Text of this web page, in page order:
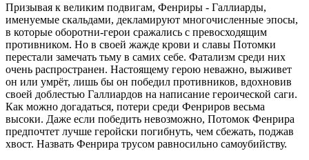
Призывая к великим подвигам, Фенриры - Галлиарды,
именуемые скальдами, декламируют многочисленные эпосы,
в которые оборотни-герои сражались с превосходящим
противником. Но в своей жажде крови и славы Потомки
перестали замечать тьму в самих себе. Фатализм среди них
очень распространен. Настоящему герою неважно, выживет
он или умрёт, лишь бы он победил противников, вдохновив
своей доблестью Галлиардов на написание героической саги.
Как можно догадаться, потери среди Фенриров весьма
высоки. Даже если победить невозможно, Потомок Фенрира
предпочтет лучше геройски погибнуть, чем сбежать, поджав
хвост. Назвать Фенрира трусом равносильно самоубийству.